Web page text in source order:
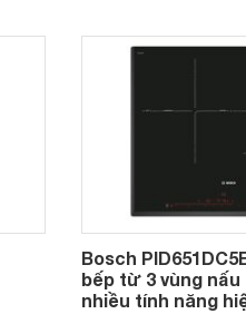
mẫu bếp đáp ứng
Bosch
bếp từ 3 vùng
nhiều tính năng